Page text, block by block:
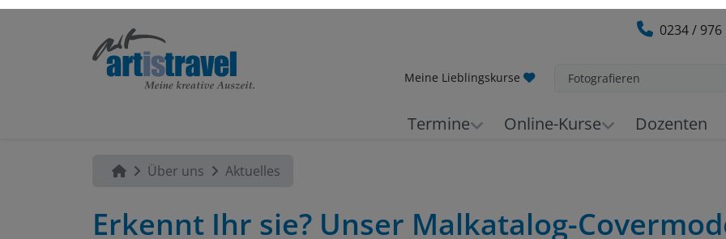
0234 / 976
Termine Online-Kurse Dozenten
Über uns Aktuelles
Erkennt Ihr sie? Unser Malkatalog-